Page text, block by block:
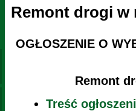
Remont drogi w
OGŁOSZENIE O
Remont
Treść